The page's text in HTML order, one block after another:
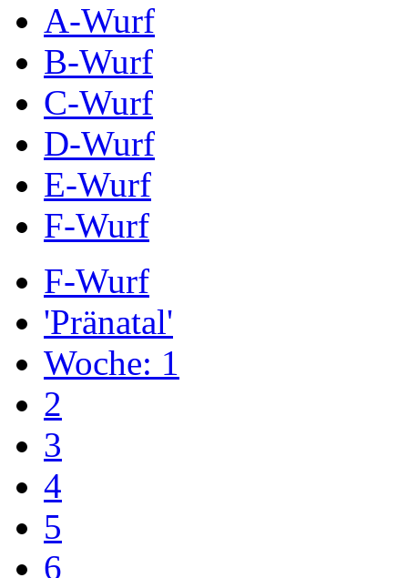
A-Wurf
B-Wurf
C-Wurf
D-Wurf
E-Wurf
F-Wurf
F-Wurf
'Pränatal'
Woche: 1
2
3
4
5
6